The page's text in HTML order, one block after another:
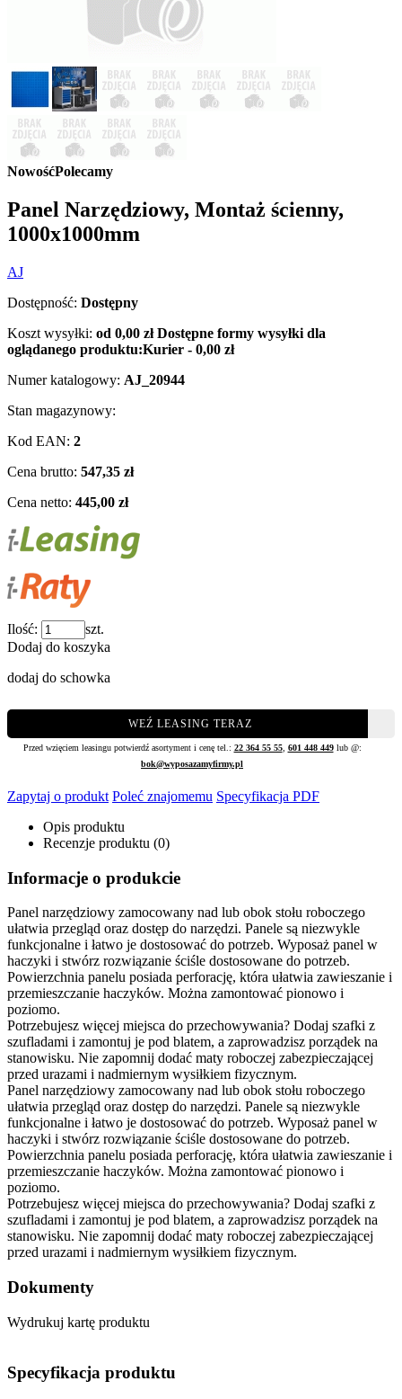
NowośćPolecamy
Panel Narzędziowy, Montaż ścienny,
1000x1000mm
AJ
Dostępność: Dostępny
Koszt wysyłki: od 0,00 złDostępne formy wysyłki dla
oglądanego produktu:Kurier - 0,00 zł
Numer katalogowy: AJ_20944
Stan magazynowy:
Kod EAN: 2
Cena brutto: 547,35 zł
Cena netto: 445,00 zł
Ilość:
szt.
Dodaj do koszyka
dodaj do schowka
WEŹ LEASING TERAZ
Przed wzięciem leasingu potwierdź asortyment i cenę tel.: 22 364 55 55, 601 448 449lub @:
bok@wyposazamyfirmy.pl
Zapytaj o produkt Poleć znajomemu Specyfikacja PDF
Opis produktu
Recenzje produktu (0)
Informacje o produkcie
Panel narzędziowy zamocowany nad lub obok stołu roboczego
ułatwia przegląd oraz dostęp do narzędzi. Panele są niezwykle
funkcjonalne i łatwo je dostosować do potrzeb. Wyposaż panel w
haczyki i stwórz rozwiązanie ściśle dostosowane do potrzeb.
Powierzchnia panelu posiada perforację, która ułatwia zawieszanie i
przemieszczanie haczyków. Można zamontować pionowo i
poziomo.
Potrzebujesz więcej miejsca do przechowywania? Dodaj szafki z
szufladami i zamontuj je pod blatem, a zaprowadzisz porządek na
stanowisku. Nie zapomnij dodać maty roboczej zabezpieczającej
przed urazami i nadmiernym wysiłkiem fizycznym.
Panel narzędziowy zamocowany nad lub obok stołu roboczego
ułatwia przegląd oraz dostęp do narzędzi. Panele są niezwykle
funkcjonalne i łatwo je dostosować do potrzeb. Wyposaż panel w
haczyki i stwórz rozwiązanie ściśle dostosowane do potrzeb.
Powierzchnia panelu posiada perforację, która ułatwia zawieszanie i
przemieszczanie haczyków. Można zamontować pionowo i
poziomo.
Potrzebujesz więcej miejsca do przechowywania? Dodaj szafki z
szufladami i zamontuj je pod blatem, a zaprowadzisz porządek na
stanowisku. Nie zapomnij dodać maty roboczej zabezpieczającej
przed urazami i nadmiernym wysiłkiem fizycznym.
Dokumenty
Wydrukuj kartę produktu
Specyfikacja produktu